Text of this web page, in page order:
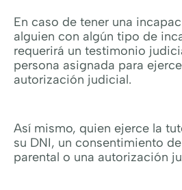
En caso de tener una
alguien con algún tipo de
requerirá un testimonio
persona asignada para
autorización judicial.
Así mismo, quien ejerce la
su DNI, un consentimiento
parental o una autorización